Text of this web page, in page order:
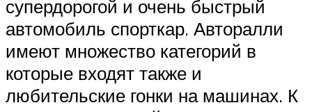
супердорогой и очень быстрый
автомобиль спорткар. Авторалли
имеют множество категорий в
которые входят также и
любительские гонки на машинах. К